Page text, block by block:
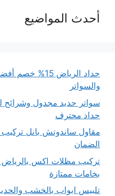
أحدث المواضيع
حداد الرياض
والسواتر
حداد محترف
الضمان
بخامات ممتازة
تلبيس ابواب بالخشب